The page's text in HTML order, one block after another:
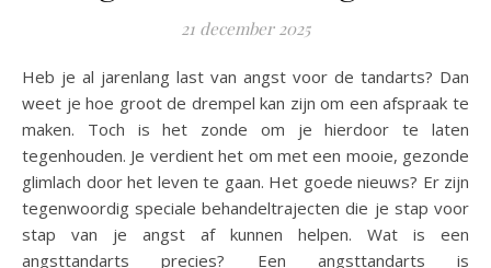
21 december 2025
Heb je al jarenlang last van angst voor de tandarts? Dan
weet je hoe groot de drempel kan zijn om een afspraak te
maken. Toch is het zonde om je hierdoor te laten
tegenhouden. Je verdient het om met een mooie, gezonde
glimlach door het leven te gaan. Het goede nieuws? Er zijn
tegenwoordig speciale behandeltrajecten die je stap voor
stap van je angst af kunnen helpen. Wat is een
angsttandarts precies? Een angsttandarts is